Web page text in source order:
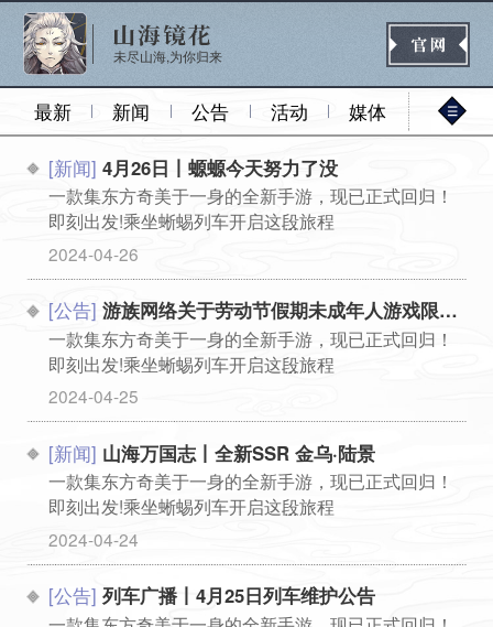
未尽山海,为你归来
最新 新闻 公告 活动 媒体
官网首页
新闻
热门 新手 进阶
[新闻] 4月26日丨螈螈今天努力了没
一款集东方奇美于一身的全新手游，现已正式回归！
即刻出发!乘坐蜥蜴列车开启这段旅程
...
2024-04-26
[公告] 游族网络关于劳动节假期未成年人游戏限时的通知
一款集东方奇美于一身的全新手游，现已正式回归！
即刻出发!乘坐蜥蜴列车开启这段旅程
...
2024-04-25
[新闻] 山海万国志丨全新SSR 金乌·陆景
一款集东方奇美于一身的全新手游，现已正式回归！
即刻出发!乘坐蜥蜴列车开启这段旅程
...
2024-04-24
[公告] 列车广播丨4月25日列车维护公告